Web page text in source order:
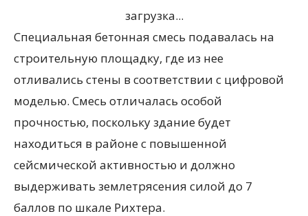
загрузка...
Специальная бетонная смесь подавалась на
строительную площадку, где из нее
отливались стены в соответствии с цифровой
моделью. Смесь отличалась особой
прочностью, поскольку здание будет
находиться в районе с повышенной
сейсмической активностью и должно
выдерживать землетрясения силой до 7
баллов по шкале Рихтера.